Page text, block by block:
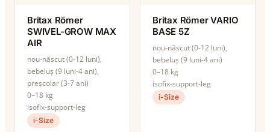
Britax Römer
SWIVEL-GROW MAX
AIR
nou-născut (0-12 luni),
bebeluș (9 luni-4 ani),
preșcolar (3-7 ani)
0–18 kg
isofix-support-leg
i-Size
Britax Römer VARIO
BASE 5Z
nou-născut (0-12 luni),
bebeluș (9 luni-4 ani)
0–18 kg
isofix-support-leg
i-Size